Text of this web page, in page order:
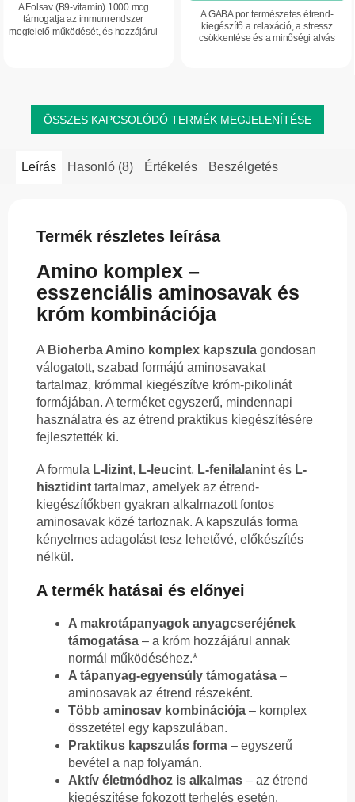
A Folsav (B9-vitamin) 1000 mcg
támogatja az immunrendszer
megfelelő működését, és hozzájárul
A GABA por természetes étrend-
kiegészítő a relaxáció, a stressz
csökkentése és a minőségi alvás
ÖSSZES KAPCSOLÓDÓ TERMÉK MEGJELENÍTÉSE
Leírás Hasonló (8) Értékelés Beszélgetés
Termék részletes leírása
Amino komplex –
esszenciális aminosavak és
króm kombinációja
A Bioherba Amino komplex kapszula gondosan
válogatott, szabad formájú aminosavakat
tartalmaz, krómmal kiegészítve króm-pikolinát
formájában. A terméket egyszerű, mindennapi
használatra és az étrend praktikus kiegészítésére
fejlesztették ki.
A formula L-lizint, L-leucint, L-fenilalanint és L-
hisztidint tartalmaz, amelyek az étrend-
kiegészítőkben gyakran alkalmazott fontos
aminosavak közé tartoznak. A kapszulás forma
kényelmes adagolást tesz lehetővé, előkészítés
nélkül.
A termék hatásai és előnyei
A makrotápanyagok anyagcseréjének
támogatása – a króm hozzájárul annak
normál működéséhez.*
A tápanyag-egyensúly támogatása –
aminosavak az étrend részeként.
Több aminosav kombinációja – komplex
összetétel egy kapszulában.
Praktikus kapszulás forma – egyszerű
bevétel a nap folyamán.
Aktív életmódhoz is alkalmas – az étrend
kiegészítése fokozott terhelés esetén.